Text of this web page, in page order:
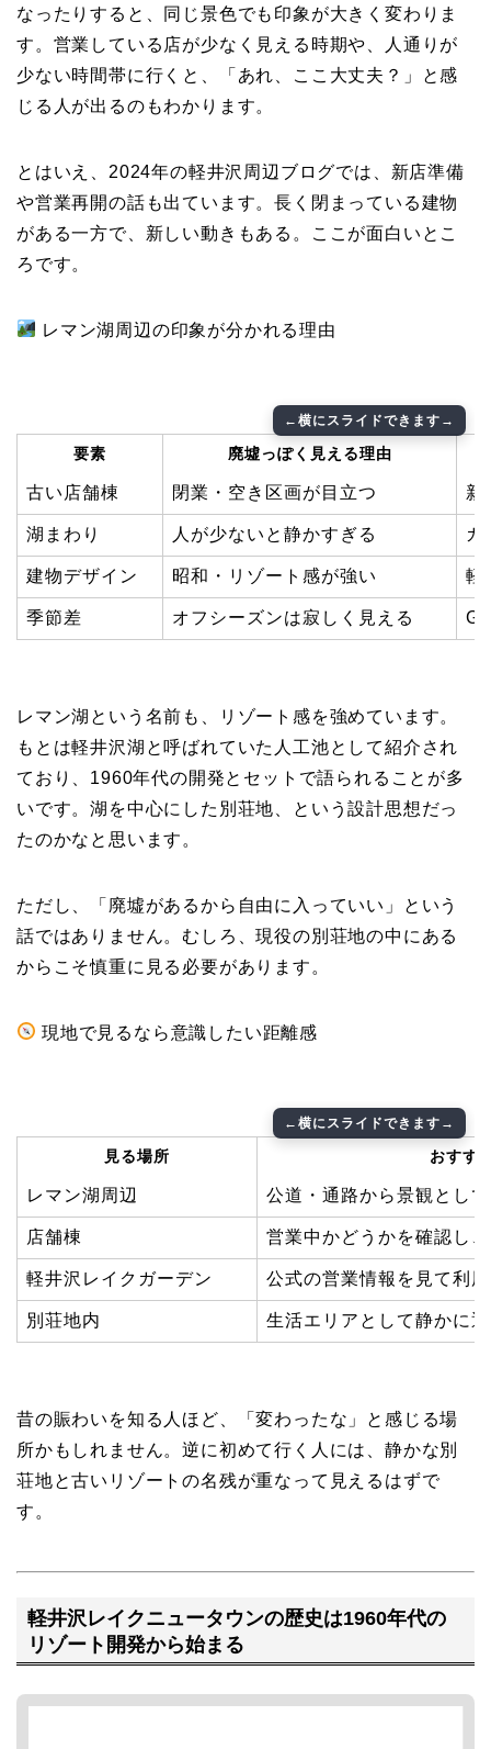
なったりすると、同じ景色でも印象が大きく変わりま
す。営業している店が少なく見える時期や、人通りが
少ない時間帯に行くと、「あれ、ここ大丈夫？」と感
じる人が出るのもわかります。
とはいえ、2024年の軽井沢周辺ブログでは、新店準備
や営業再開の話も出ています。長く閉まっている建物
がある一方で、新しい動きもある。ここが面白いとこ
ろです。
レマン湖周辺の印象が分かれる理由
要素 廃墟っぽく見える理由
古い店舗棟 閉業・空き区画が目立つ 新
湖まわり 人が少ないと静かすぎる ガ
建物デザイン 昭和・リゾート感が強い 軽
季節差 オフシーズンは寂しく見える
レマン湖という名前も、リゾート感を強めています。
もとは軽井沢湖と呼ばれていた人工池として紹介され
ており、1960年代の開発とセットで語られることが多
いです。湖を中心にした別荘地、という設計思想だっ
たのかなと思います。
ただし、「廃墟があるから自由に入っていい」という
話ではありません。むしろ、現役の別荘地の中にある
からこそ慎重に見る必要があります。
現地で見るなら意識したい距離感
見る場所 おすす
レマン湖周辺 公道・通路から景観とし
店舗棟 営業中かどうかを確認し
軽井沢レイクガーデン 公式の営業情報を見て利
別荘地内 生活エリアとして静かに
昔の賑わいを知る人ほど、「変わったな」と感じる場
所かもしれません。逆に初めて行く人には、静かな別
荘地と古いリゾートの名残が重なって見えるはずで
す。
軽井沢レイクニュータウンの歴史は1960年代の
リゾート開発から始まる